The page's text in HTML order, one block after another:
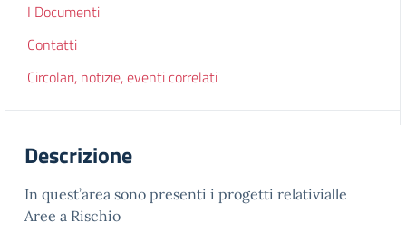
I Documenti
Contatti
Circolari, notizie, eventi correlati
Descrizione
In quest’area sono presenti i progetti relativialle
Aree a Rischio